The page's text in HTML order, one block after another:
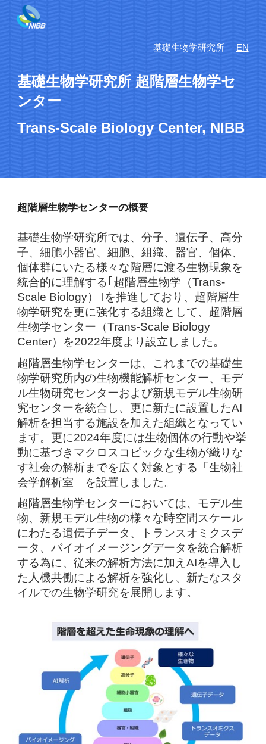
Skip to main content
基礎生物学研究所 EN
基礎生物学研究所 超階層生物学セ
ンター
Trans-Scale Biology Center, NIBB
超階層生物学センターの概要
基礎生物学研究所では、分子、遺伝子、高分
子、細胞小器官、細胞、組織、器官、個体、
個体群にいたる様々な階層に渡る生物現象を
統合的に理解する｢超階層生物学（Trans-
Scale Biology）｣を推進しており、超階層生
物学研究を更に強化する組織として、超階層
生物学センター（Trans-Scale Biology
Center）を2022年度より設立しました。
超階層生物学センターは、これまでの基礎生
物学研究所内の生物機能解析センター、モデ
ル生物研究センターおよび新規モデル生物研
究センターを統合し、更に新たに設置したAI
解析を担当する施設を加えた組織となってい
ます。更に2024年度には生物個体の行動や挙
動に基づきマクロスコピックな生物が織りな
す社会の解析までを広く対象とする「生物社
会学解析室」を設置しました。
超階層生物学センターにおいては、モデル生
物、新規モデル生物の様々な時空間スケール
にわたる遺伝子データ、トランスオミクスデ
ータ、バイオイメージングデータを統合解析
する為に、従来の解析方法に加えAIを導入し
た人機共働による解析を強化し、新たなスタ
イルでの生物学研究を展開します。